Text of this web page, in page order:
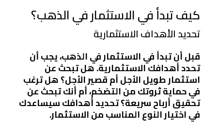
كيف تبدأ في الاستثمار في الذهب؟
تحديد الأهداف الاستثمارية
قبل أن تبدأ في الاستثمار في الذهب، يجب أن
تحدد أهدافك الاستثمارية. هل تبحث عن
استثمار طويل الأجل أم قصير الأجل؟ هل ترغب
في حماية ثروتك من التضخم، أم أنك تبحث عن
تحقيق أرباح سريعة؟ تحديد أهدافك سيساعدك
في اختيار النوع المناسب من الاستثمار.